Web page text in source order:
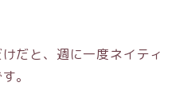
だと、週に一度ネイティ
。